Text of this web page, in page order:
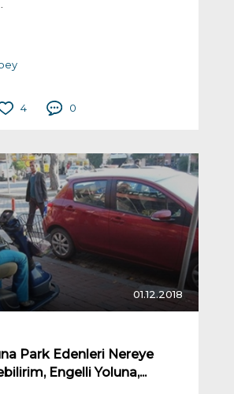
4 0
01.12.2018
Park Edenleri Nereye
Engelli Yoluna,...